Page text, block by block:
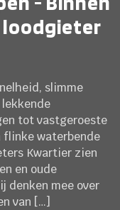
loodgieter
slimme
lekkende
tot vastgeroeste
flinke waterbende
Kwartier zien
en oude
denken mee over
van […]